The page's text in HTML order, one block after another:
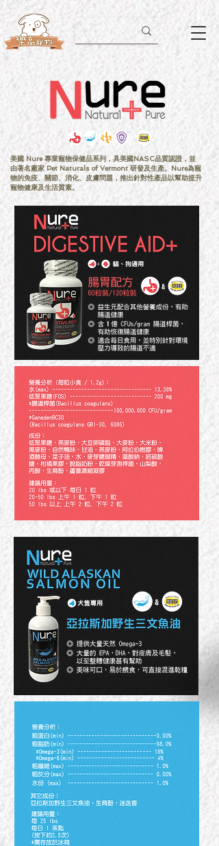
美國 Nure 專業寵物保健品系列，具美國NASC品質認證，並
由著名廠家 Pet Naturals of Vermont 研發及生產。Nure為寵
物的免疫、關節、消化、皮膚問題，推出針對性產品以幫助提升
寵物健康及生活質素。